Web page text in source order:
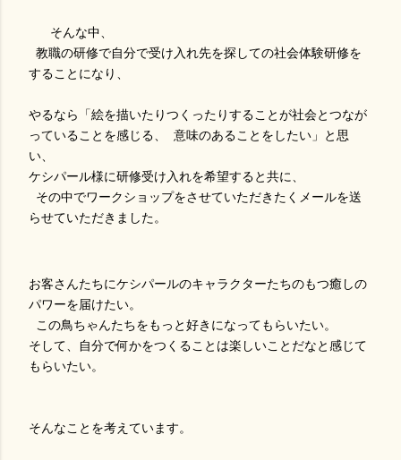
そんな中、
教職の研修で自分で受け入れ先を探しての社会体験研修を
することになり、
やるなら「絵を描いたりつくったりすることが社会とつなが
っていることを感じる、 意味のあることをしたい」と思
い、
ケシパール様に研修受け入れを希望すると共に、
その中でワークショップをさせていただきたくメールを送
らせていただきました。
お客さんたちにケシパールのキャラクターたちのもつ癒しの
パワーを届けたい。
この鳥ちゃんたちをもっと好きになってもらいたい。
そして、自分で何かをつくることは楽しいことだなと感じて
もらいたい。
そんなことを考えています。